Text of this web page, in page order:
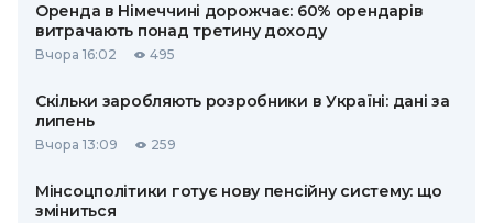
Оренда в Німеччині дорожчає: 60% орендарів
витрачають понад третину доходу
Вчора 16:02 495
Скільки заробляють розробники в Україні: дані за
липень
Вчора 13:09 259
Мінсоцполітики готує нову пенсійну систему: що
зміниться